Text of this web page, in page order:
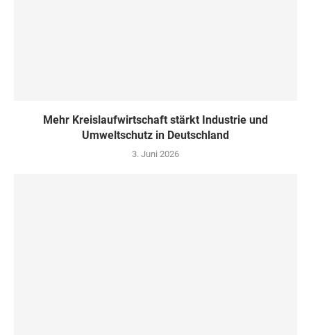
Mehr Kreislaufwirtschaft stärkt Industrie und
Umweltschutz in Deutschland
3. Juni 2026